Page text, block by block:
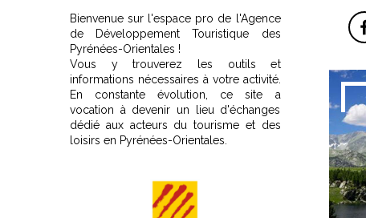
Bienvenue sur l'espace pro de l'Agence
de Développement Touristique des
Pyrénées-Orientales !
Vous y trouverez les outils et
informations nécessaires à votre activité.
En constante évolution, ce site a
vocation à devenir un lieu d'échanges
dédié aux acteurs du tourisme et des
loisirs en Pyrénées-Orientales.